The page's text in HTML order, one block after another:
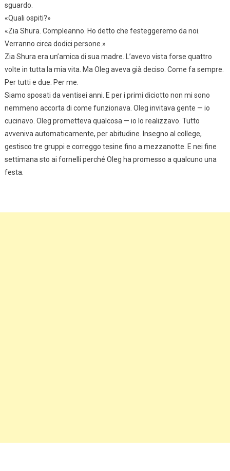
sguardo.
«Quali ospiti?»
«Zia Shura. Compleanno. Ho detto che festeggeremo da noi.
Verranno circa dodici persone.»
Zia Shura era un’amica di sua madre. L’avevo vista forse quattro
volte in tutta la mia vita. Ma Oleg aveva già deciso. Come fa sempre.
Per tutti e due. Per me.
Siamo sposati da ventisei anni. E per i primi diciotto non mi sono
nemmeno accorta di come funzionava. Oleg invitava gente — io
cucinavo. Oleg prometteva qualcosa — io lo realizzavo. Tutto
avveniva automaticamente, per abitudine. Insegno al college,
gestisco tre gruppi e correggo tesine fino a mezzanotte. E nei fine
settimana sto ai fornelli perché Oleg ha promesso a qualcuno una
festa.